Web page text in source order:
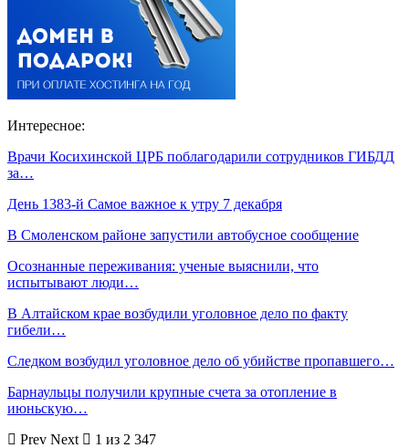
Интересное:
Врачи Косихинской ЦРБ поблагодарили сотрудников ГИБДД
за…
День 1383-й Самое важное к утру 7 декабря
В Смоленском районе запустили автобусное сообщение
Осознанные переживания: ученые выяснили, что
испытывают люди…
В Алтайском крае возбудили уголовное дело по факту
гибели…
Следком возбудил уголовное дело об убийстве пропавшего…
Барнаульцы получили крупные счета за отопление в
июньскую…
Prev Next
1 из 2 347